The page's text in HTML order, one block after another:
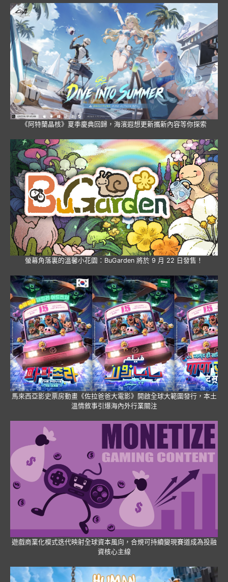
《阿特蘭晶核》夏季慶典回歸，海濱遐想更新攜新內容等你探索
螢幕角落裏的溫馨小花園：BuGarden 將於 9 月 22 日發售！
馬來西亞影史票房動畫《佐拉爸爸大電影》開啟全球大範圍發行，本土
溫情敘事引爆海內外行業關注
遊戲商業化模式迭代映射全球資本風向，合規可持續變現賽道成為投融
資核心主線